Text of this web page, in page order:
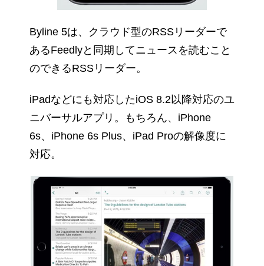
Byline 5は、クラウド型のRSSリーダーで
あるFeedlyと同期してニュースを読むこと
のできるRSSリーダー。
iPadなどにも対応したiOS 8.2以降対応のユ
ニバーサルアプリ。もちろん、iPhone
6s、iPhone 6s Plus、iPad Proの解像度に
対応。